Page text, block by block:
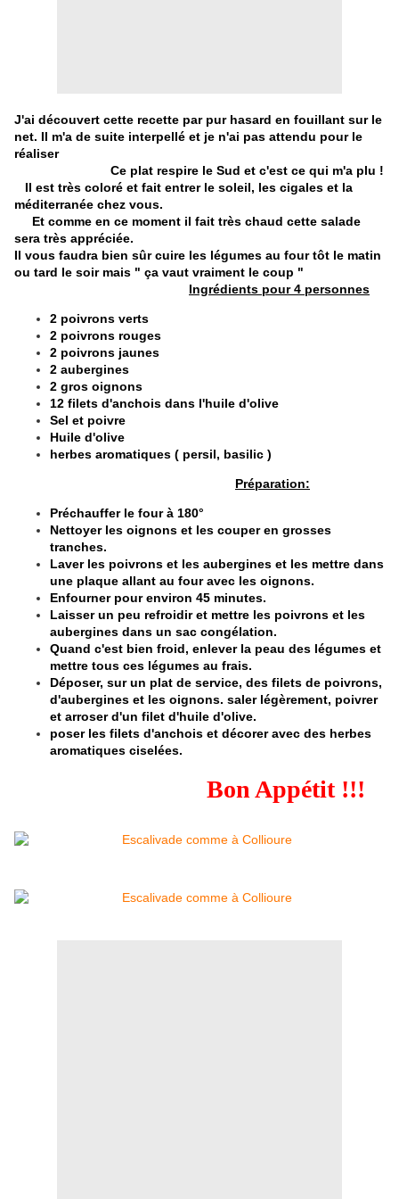
J'ai découvert cette recette par pur hasard en fouillant sur le
net. Il m'a de suite interpellé et je n'ai pas attendu pour le
réaliser
Ce plat respire le Sud et c'est ce qui m'a plu !
Il est très coloré et fait entrer le soleil, les cigales et la
méditerranée chez vous.
Et comme en ce moment il fait très chaud cette salade
sera très appréciée.
Il vous faudra bien sûr cuire les légumes au four tôt le matin
ou tard le soir mais " ça vaut vraiment le coup "
Ingrédients pour 4 personnes
2 poivrons verts
2 poivrons rouges
2 poivrons jaunes
2 aubergines
2 gros oignons
12 filets d'anchois dans l'huile d'olive
Sel et poivre
Huile d'olive
herbes aromatiques ( persil, basilic )
Préparation:
Préchauffer le four à 180°
Nettoyer les oignons et les couper en grosses
tranches.
Laver les poivrons et les aubergines et les mettre dans
une plaque allant au four avec les oignons.
Enfourner pour environ 45 minutes.
Laisser un peu refroidir et mettre les poivrons et les
aubergines dans un sac congélation.
Quand c'est bien froid, enlever la peau des légumes et
mettre tous ces légumes au frais.
Déposer, sur un plat de service, des filets de poivrons,
d'aubergines et les oignons. saler légèrement, poivrer
et arroser d'un filet d'huile d'olive.
poser les filets d'anchois et décorer avec des herbes
aromatiques ciselées.
Bon Appétit !!!